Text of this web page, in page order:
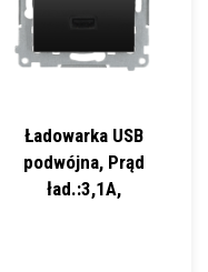
Ładowarka USB
podwójna, Prąd
ład.:3,1A,